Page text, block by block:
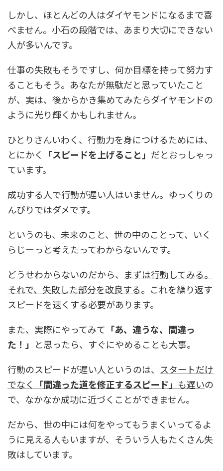
しかし、ほとんどの人はダイヤモンドになるまで喜
べません。小石の段階では、あまり大切にできない
人が多いんです。
仕事の失敗もそうですし、何か目標を持って努力す
ることもそう。あなたが無駄だと思っていたこと
が、実は、後からかき集めてみたらダイヤモンドの
ように光り輝くかもしれません。
ひとりさんいわく、行動力を身につけるためには、
とにかく
「スピードを上げること」 だとおっしゃっ
ています。
成功する人で行動が遅い人はいません。ゆっくりの
んびりではダメです。
というのも、未来のこと、世の中のことって、いく
らじーっと考えたってわからないんです。
どうせわからないのだから、
まずは行動してみる。
それで、失敗した部分を改良する。これを繰り返す
スピードを速くする必要があります。
また、実際にやってみて 「あ、違うな、間違っ
た！」 と思ったら、すぐにやめることも大事。
行動のスピードが遅い人というのは、
スタートだけ
でなく
「間違った道を修正するスピード」 も遅いの
で、なかなか成功に近づくことができません。
だから、世の中には何をやってもうまくいってるよ
うに見える人もいますが、そういう人もたくさん失
敗はしています。